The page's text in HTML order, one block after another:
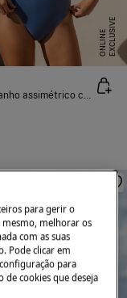
E
X
C
L
U
SI
V
E
O
N
L
I
N
E
Fato de banho assimétrico com tira cruzada
para gerir o
melhorar os
com as suas
Pode clicar em
para
de cookies que deseja